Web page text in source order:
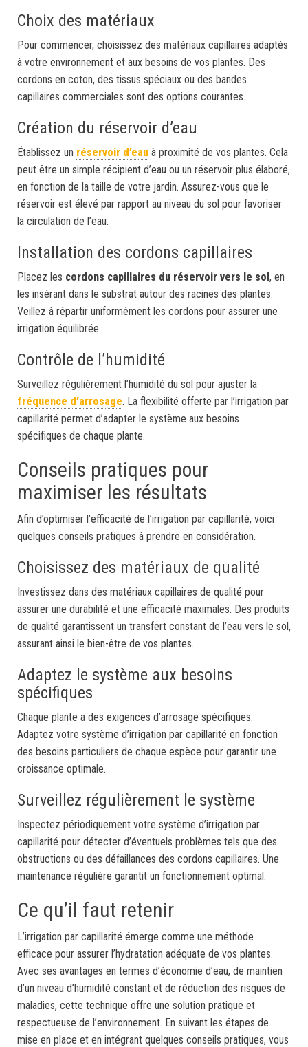
Choix des matériaux
Pour commencer, choisissez des matériaux capillaires adaptés
à votre environnement et aux besoins de vos plantes. Des
cordons en coton, des tissus spéciaux ou des bandes
capillaires commerciales sont des options courantes.
Création du réservoir d’eau
Établissez un réservoir d’eau à proximité de vos plantes. Cela
peut être un simple récipient d’eau ou un réservoir plus élaboré,
en fonction de la taille de votre jardin. Assurez-vous que le
réservoir est élevé par rapport au niveau du sol pour favoriser
la circulation de l’eau.
Installation des cordons capillaires
Placez les cordons capillaires du réservoir vers le sol, en
les insérant dans le substrat autour des racines des plantes.
Veillez à répartir uniformément les cordons pour assurer une
irrigation équilibrée.
Contrôle de l’humidité
Surveillez régulièrement l’humidité du sol pour ajuster la
fréquence d’arrosage. La flexibilité offerte par l’irrigation par
capillarité permet d’adapter le système aux besoins
spécifiques de chaque plante.
Conseils pratiques pour
maximiser les résultats
Afin d’optimiser l’efficacité de l’irrigation par capillarité, voici
quelques conseils pratiques à prendre en considération.
Choisissez des matériaux de qualité
Investissez dans des matériaux capillaires de qualité pour
assurer une durabilité et une efficacité maximales. Des produits
de qualité garantissent un transfert constant de l’eau vers le sol,
assurant ainsi le bien-être de vos plantes.
Adaptez le système aux besoins
spécifiques
Chaque plante a des exigences d’arrosage spécifiques.
Adaptez votre système d’irrigation par capillarité en fonction
des besoins particuliers de chaque espèce pour garantir une
croissance optimale.
Surveillez régulièrement le système
Inspectez périodiquement votre système d’irrigation par
capillarité pour détecter d’éventuels problèmes tels que des
obstructions ou des défaillances des cordons capillaires. Une
maintenance régulière garantit un fonctionnement optimal.
Ce qu’il faut retenir
L’irrigation par capillarité émerge comme une méthode
efficace pour assurer l’hydratation adéquate de vos plantes.
Avec ses avantages en termes d’économie d’eau, de maintien
d’un niveau d’humidité constant et de réduction des risques de
maladies, cette technique offre une solution pratique et
respectueuse de l’environnement. En suivant les étapes de
mise en place et en intégrant quelques conseils pratiques, vous